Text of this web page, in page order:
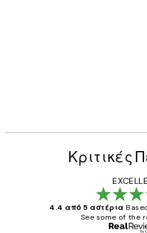
Κριτικές
4.4 από 5 αστέρια
See some of the